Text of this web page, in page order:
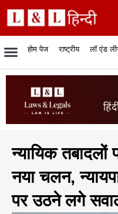
होम पेज राष्ट्रीय
रिपोर्टेबल जजमेंट
लॉ एंड
न्यायिक तबादलों
नया चलन,
पर उठने लगे